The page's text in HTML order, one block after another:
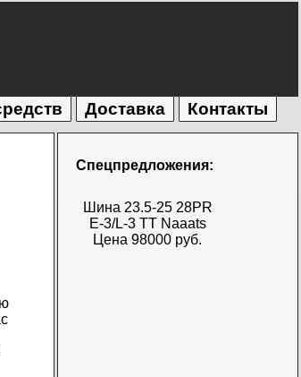
Доставка Контакты
Спецпредложения:
Шина 23.5-25 28PR
E-3/L-3 TT Naaats
Цена 98000 руб.